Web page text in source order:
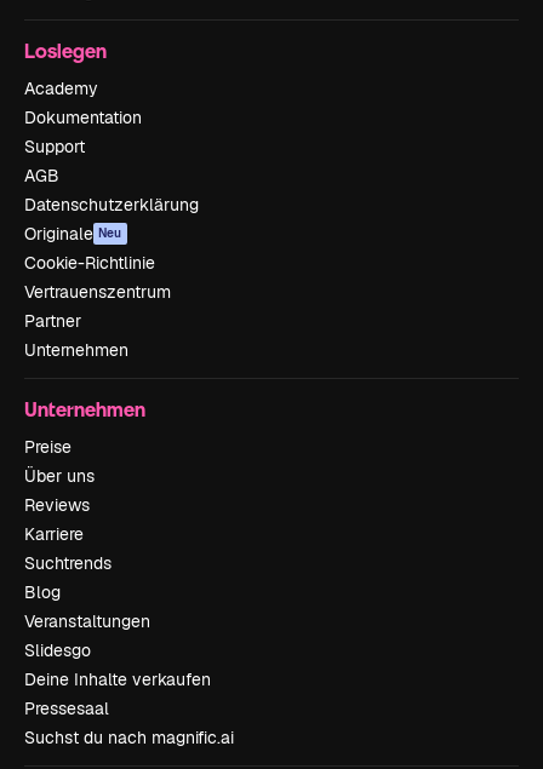
Loslegen
Academy
Dokumentation
Support
AGB
Datenschutzerklärung
Originale Neu
Cookie-Richtlinie
Vertrauenszentrum
Partner
Unternehmen
Unternehmen
Preise
Über uns
Reviews
Karriere
Suchtrends
Blog
Veranstaltungen
Slidesgo
Deine Inhalte verkaufen
Pressesaal
Suchst du nach magnific.ai